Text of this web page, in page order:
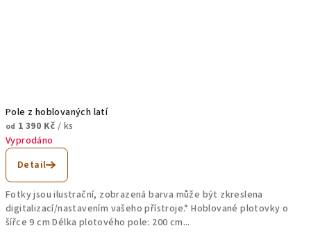
Pole z hoblovaných latí
od 1 390 Kč / ks
Vyprodáno
Detail
Fotky jsou ilustrační, zobrazená barva může být zkreslena
digitalizací/nastavením vašeho přístroje.* Hoblované plotovky o
šířce 9 cm Délka plotového pole: 200 cm...